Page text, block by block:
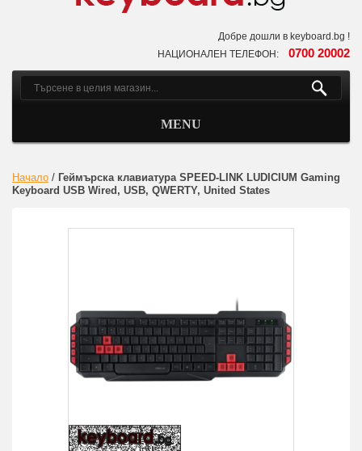
Добре дошли в keyboard.bg !
НАЦИОНАЛЕН ТЕЛЕФОН: 0700 20002
MENU
Начало / Геймърска клавиатура SPEED-LINK LUDICIUM Gaming
Keyboard USB Wired, USB, QWERTY, United States